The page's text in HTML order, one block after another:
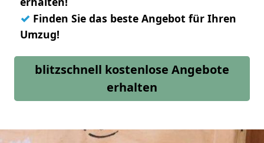
✓ Finden Sie das beste Angebot für Ihren
Umzug!
blitzschnell kostenlose Angebote
erhalten